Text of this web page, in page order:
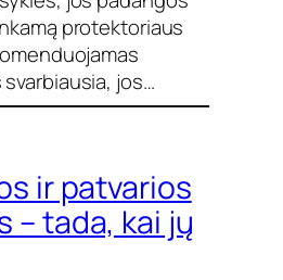
protektoriaus
jos…
ir patvarios
– tada, kai jų